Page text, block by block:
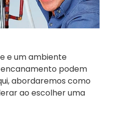
e um ambiente
podem
abordaremos como
ao escolher uma